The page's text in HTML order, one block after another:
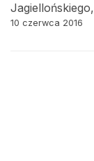
10 czerwca 2016